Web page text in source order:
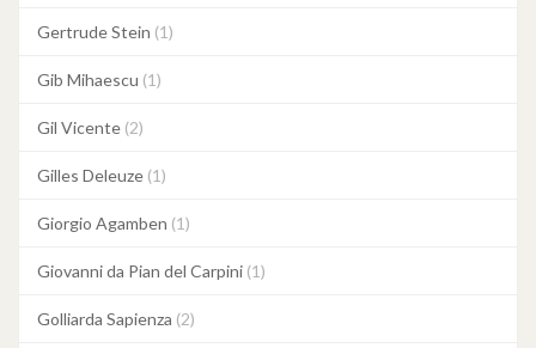
Gertrude Stein (1)
Gib Mihaescu (1)
Gil Vicente (2)
Gilles Deleuze (1)
Giorgio Agamben (1)
Giovanni da Pian del Carpini (1)
Golliarda Sapienza (2)